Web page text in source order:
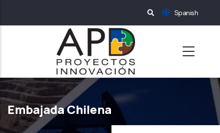
al
Spanish
Embajada Chilena